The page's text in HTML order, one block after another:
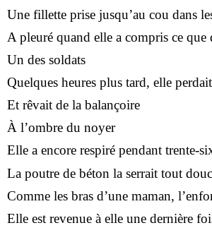
Une fillette prise jusqu’au cou dans
A pleuré quand elle a compris ce que
Un des soldats
Quelques heures plus tard, elle
Et rêvait de la balançoire
À l’ombre du noyer
Elle a encore respiré pendant trente-
La poutre de béton la serrait tout
Comme les bras d’une maman,
Elle est revenue à elle une dernière